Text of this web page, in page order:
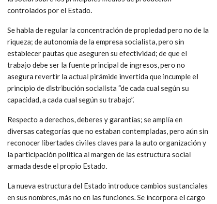
controlados por el Estado.
Se habla de regular la concentración de propiedad pero no de la
riqueza; de autonomía de la empresa socialista, pero sin
establecer pautas que aseguren su efectividad; de que el
trabajo debe ser la fuente principal de ingresos, pero no
asegura revertir la actual pirámide invertida que incumple el
principio de distribución socialista “de cada cual según su
capacidad, a cada cual según su trabajo”.
Respecto a derechos, deberes y garantías; se amplía en
diversas categorías que no estaban contempladas, pero aún sin
reconocer libertades civiles claves para la auto organización y
la participación política al margen de las estructura social
armada desde el propio Estado.
La nueva estructura del Estado introduce cambios sustanciales
en sus nombres, más no en las funciones. Se incorpora el cargo